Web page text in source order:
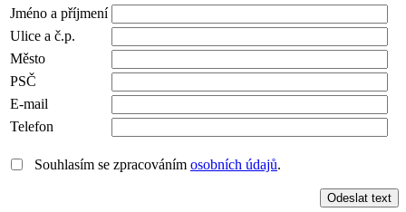
Jméno a příjmení
Ulice a č.p.
Město
PSČ
E-mail
Telefon
Souhlasím se zpracováním osobních údajů.